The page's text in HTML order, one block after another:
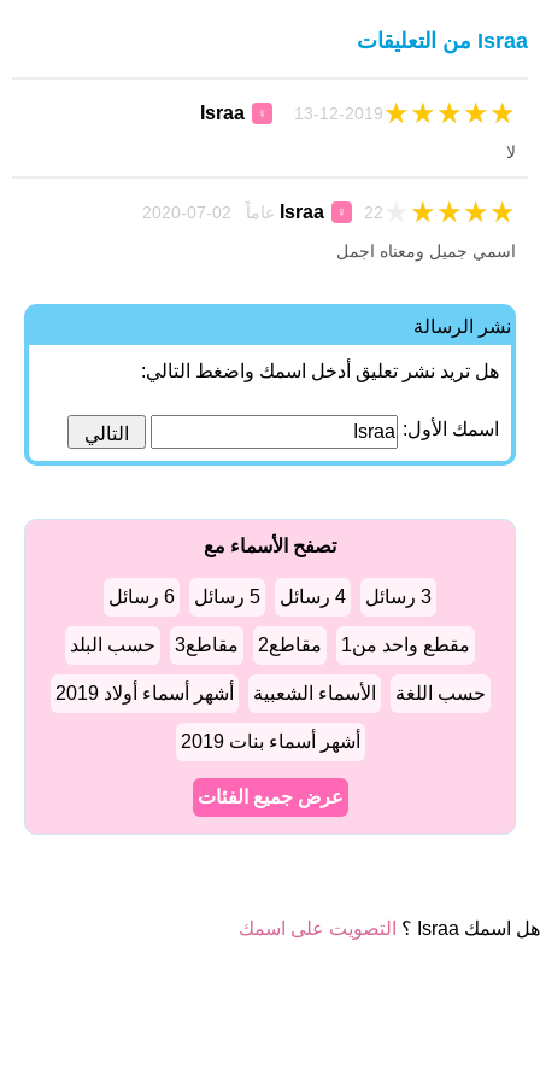
Israa من التعليقات
Israa ♀ 13-12-2019 ★
★
★
★
★
لا
Israa ♀ 22 عاماً 02-07-2020 ★
★
★
★
اسمي جميل ومعناه اجمل
نشر الرسالة
هل تريد نشر تعليق أدخل اسمك واضغط التالي:
اسمك الأول:
تصفح الأسماء مع
3 رسائل 4 رسائل 5 رسائل 6 رسائل
مقطع واحد من1 مقاطع2 مقاطع3 حسب البلد
حسب اللغة الأسماء الشعبية أشهر أسماء أولاد 2019
أشهر أسماء بنات 2019
عرض جميع الفئات
هل اسمك Israa ؟ التصويت على اسمك